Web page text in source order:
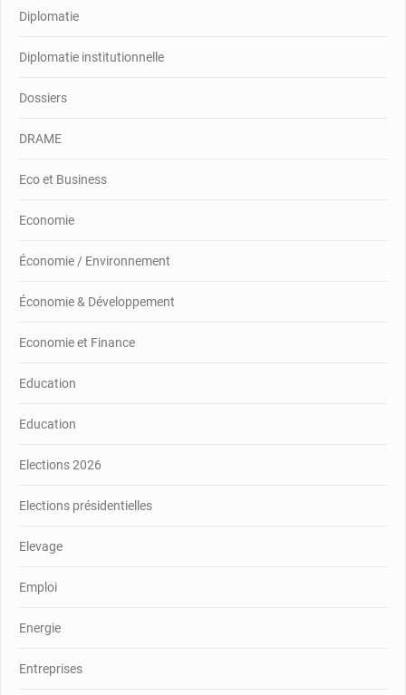
Diplomatie
Diplomatie institutionnelle
Dossiers
DRAME
Eco et Business
Economie
Économie / Environnement
Économie & Développement
Economie et Finance
Education
Education
Elections 2026
Elections présidentielles
Elevage
Emploi
Energie
Entreprises